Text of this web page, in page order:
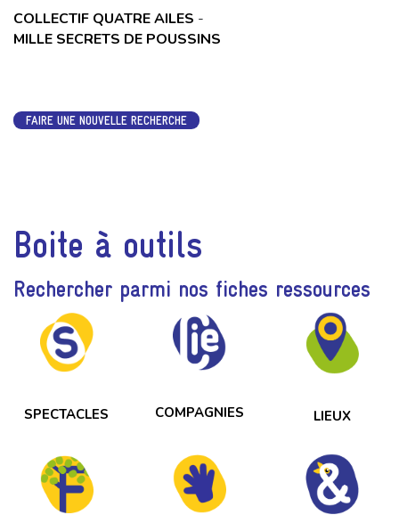
COLLECTIF QUATRE AILES -
MILLE SECRETS DE POUSSINS
FAIRE UNE NOUVELLE RECHERCHE
Boite à outils
Rechercher parmi nos fiches ressources
SPECTACLES COMPAGNIES LIEUX